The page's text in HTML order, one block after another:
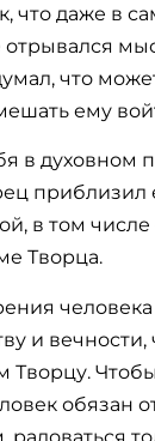
что да­же в
что
ему
в ду­хов­ном
при­близил
в том
Твор­ца.
и веч­но­сти,
Твор­цу.
обя­зан